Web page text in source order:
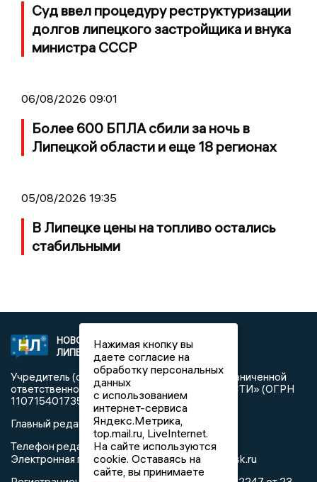
Суд ввел процедуру реструктуризации
долгов липецкого застройщика и внука
министра СССР
06/08/2026 09:01
Более 600 БПЛА сбили за ночь в
Липецкой области и еще 18 регионах
05/08/2026 19:35
В Липецке цены на топливо остались
стабильными
НОВОСТИ
ЛИПЕЦКА
2021 © NEWSLIPETSK.RU | СИ
«Новости Липецка»
Учредитель (соучредители): Общество с ограниченной
ответственностью «РЕГИОНАЛЬНЫЕ НОВОСТИ» (ОГРН
1107154017354)
Главный редактор: Герцог Е.Г.
Телефон редакции: +7 903 699 9427
Электронная почта редакции:info@newslipetsk.ru
Нажимая кнопку вы
даете согласие на
обработку персональных
данных
с использованием
интернет-сервиса
Яндекс.Метрика,
top.mail.ru, LiveInternet.
На сайте используются
cookie. Оставаясь на
сайте, вы принимаете